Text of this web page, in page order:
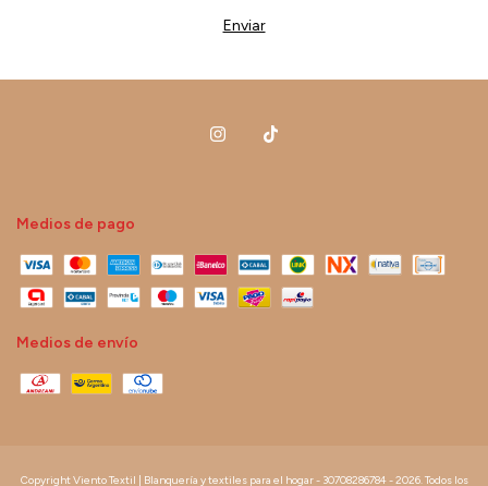
Medios de pago
Medios de envío
Copyright Viento Textil | Blanquería y textiles para el hogar - 30708286784 - 2026. Todos los